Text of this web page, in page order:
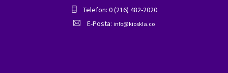
Telefon: 0 (216) 482-2020
E-Posta: info@kioskla.co